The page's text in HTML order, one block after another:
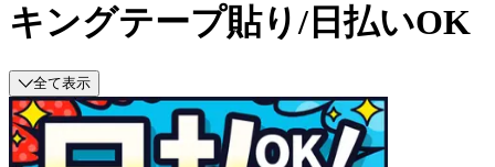
キングテープ貼り/日払いOK
全て表示